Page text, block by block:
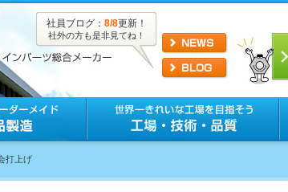
社員ブログ： 8/8更新！
社外の方も是非見てね！
打上げ